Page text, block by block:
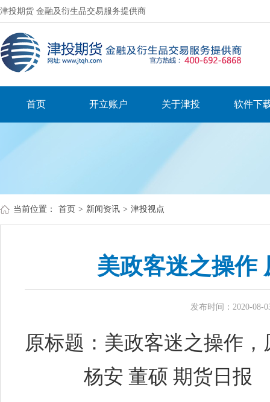
津投期货 金融及衍生品交易服务提供商
首页 开立账户 关于津投 软件下
当前位置： 首页 > 新闻资讯 > 津投视点
美政客迷之操作
发布时间：2020-08-
原标题：美政客迷之操作
杨安 董硕 期货日报